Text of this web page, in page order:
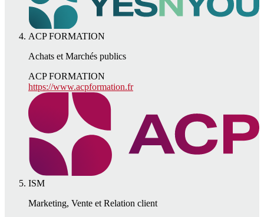
ACP FORMATION
Achats et Marchés publics
ACP FORMATION
https://www.acpformation.fr
ISM
Marketing, Vente et Relation client